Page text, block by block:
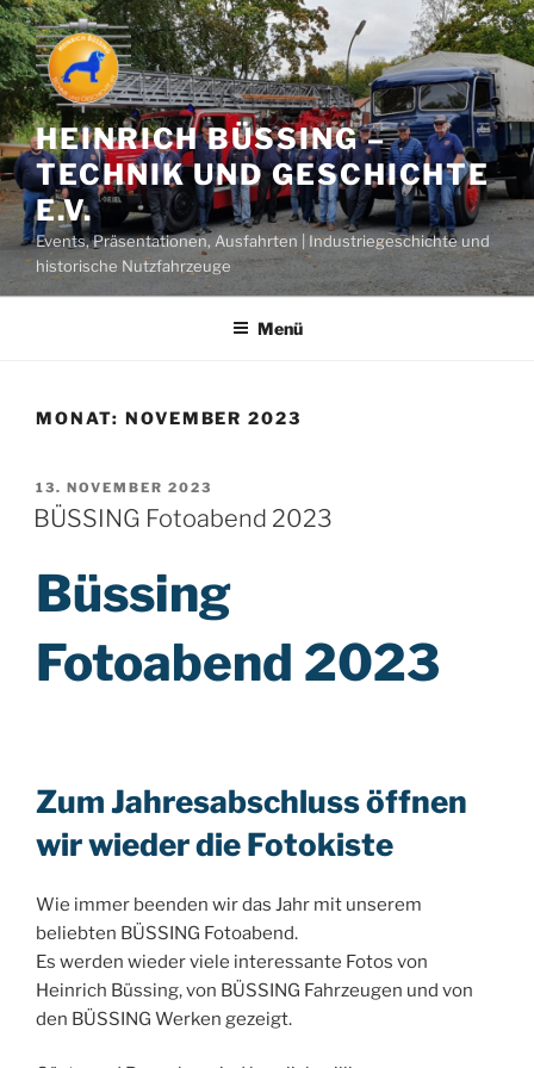
Zum
Inhalt
springen
HEINRICH BÜSSING –
TECHNIK UND GESCHICHTE
E.V.
Events, Präsentationen, Ausfahrten | Industriegeschichte und
historische Nutzfahrzeuge
Menü
MONAT: NOVEMBER 2023
VERÖFFENTLICHT
AM
13. NOVEMBER 2023
BÜSSING Fotoabend 2023
Büssing
Fotoabend 2023
Zum Jahresabschluss öffnen
wir wieder die Fotokiste
Wie immer beenden wir das Jahr mit unserem
beliebten BÜSSING Fotoabend.
Es werden wieder viele interessante Fotos von
Heinrich Büssing, von BÜSSING Fahrzeugen und von
den BÜSSING Werken gezeigt.